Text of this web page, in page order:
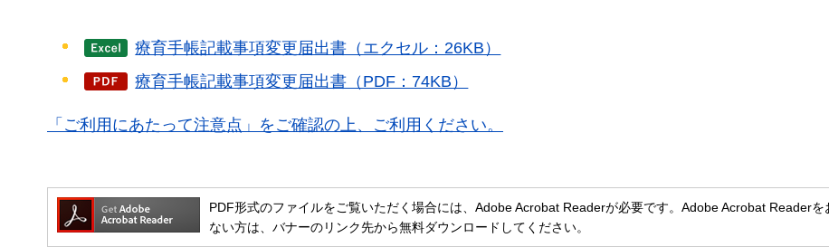
療育手帳記載事項変更届出書（エクセル：26KB）
療育手帳記載事項変更届出書（PDF：74KB）
「ご利用にあたって注意点」をご確認の上、ご利用ください。
PDF形式のファイルをご覧いただく場合には、Adobe Acrobat Readerが必要です。Adobe Acrobat Readerを
ない方は、バナーのリンク先から無料ダウンロードしてください。